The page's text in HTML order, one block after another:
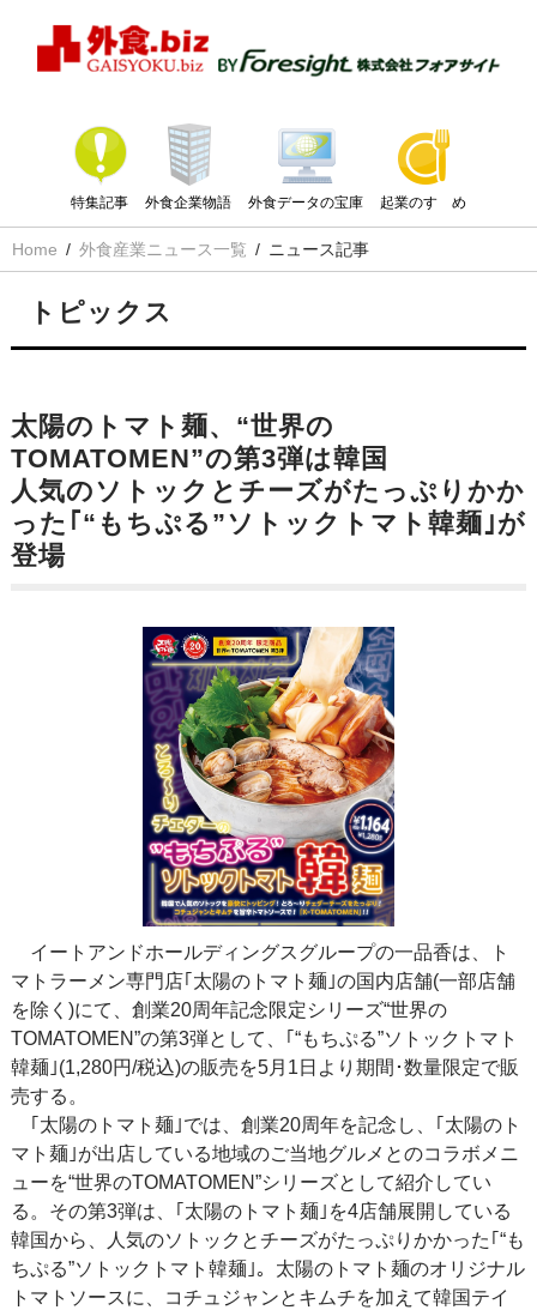
特集記事 外食企業物語 外食データの宝庫 起業のすゝめ
Home 外食産業ニュース一覧 ニュース記事
トピックス
太陽のトマト麺、“世界の
TOMATOMEN”の第3弾は韓国
人気のソトックとチーズがたっぷりかか
った｢“もちぷる”ソトックトマト韓麺｣が
登場
イートアンドホールディングスグループの一品香は、ト
マトラーメン専門店｢太陽のトマト麺｣の国内店舗(一部店舗
を除く)にて、創業20周年記念限定シリーズ“世界の
TOMATOMEN”の第3弾として、｢“もちぷる”ソトックトマト
韓麺｣(1,280円/税込)の販売を5月1日より期間･数量限定で販
売する。
｢太陽のトマト麺｣では、創業20周年を記念し、｢太陽のト
マト麺｣が出店している地域のご当地グルメとのコラボメニ
ューを“世界のTOMATOMEN”シリーズとして紹介してい
る。その第3弾は、｢太陽のトマト麺｣を4店舗展開している
韓国から、人気のソトックとチーズがたっぷりかかった｢“も
ちぷる”ソトックトマト韓麺｣。太陽のトマト麺のオリジナル
トマトソースに、コチュジャンとキムチを加えて韓国テイ